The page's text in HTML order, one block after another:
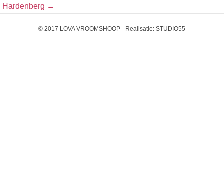
Hardenberg →
© 2017 LOVA VROOMSHOOP - Realisatie: STUDIO55